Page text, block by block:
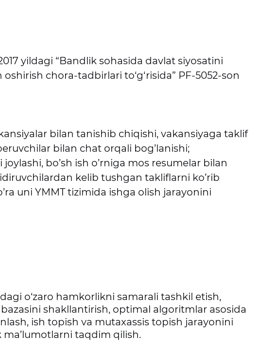
yildagi “Bandlik sohasida davlat siyosatini
chora-tadbirlari to‘g‘risida” PF-5052-son
bilan tanishib chiqishi, vakansiyaga taklif
bilan chat orqali bog’lanishi;
bo’sh ish o’rniga mos resumelar bilan
kelib tushgan takliflarni ko’rib
uni YMMT tizimida ishga olish jarayonini
o‘zaro hamkorlikni samarali tashkil etish,
shakllantirish, optimal algoritmlar asosida
ish topish va mutaxassis topish jarayonini
taqdim qilish.